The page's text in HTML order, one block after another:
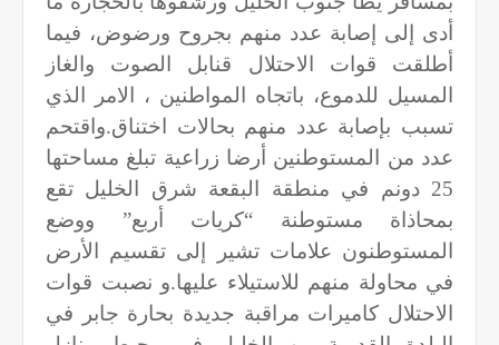
أدى إلى إصابة عدد منهم بجروح ورضوض، فيما
أطلقت قوات الاحتلال قنابل الصوت والغاز
المسيل للدموع، باتجاه المواطنين ، الامر الذي
تسبب بإصابة عدد منهم بحالات اختناق.واقتحم
عدد من المستوطنين أرضا زراعية تبلغ مساحتها
25 دونم في منطقة البقعة شرق الخليل تقع
بمحاذاة مستوطنة “كريات أربع” ووضع
المستوطنون علامات تشير إلى تقسيم الأرض
في محاولة منهم للاستيلاء عليها.و نصبت قوات
الاحتلال كاميرات مراقبة جديدة بحارة جابر في